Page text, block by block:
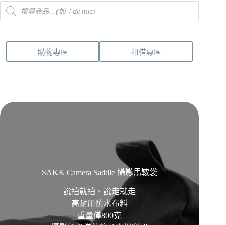
Products
search
購物專區 租借專區
SAKK Camera Saddle 攝影馬鞍袋
說拍就拍、說走就走
高耐用防水布料
重量僅800克